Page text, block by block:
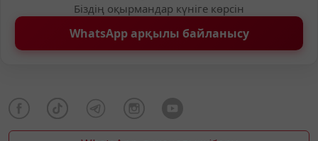
Біздің оқырмандар күніге көрсін
WhatsApp арқылы байланысу